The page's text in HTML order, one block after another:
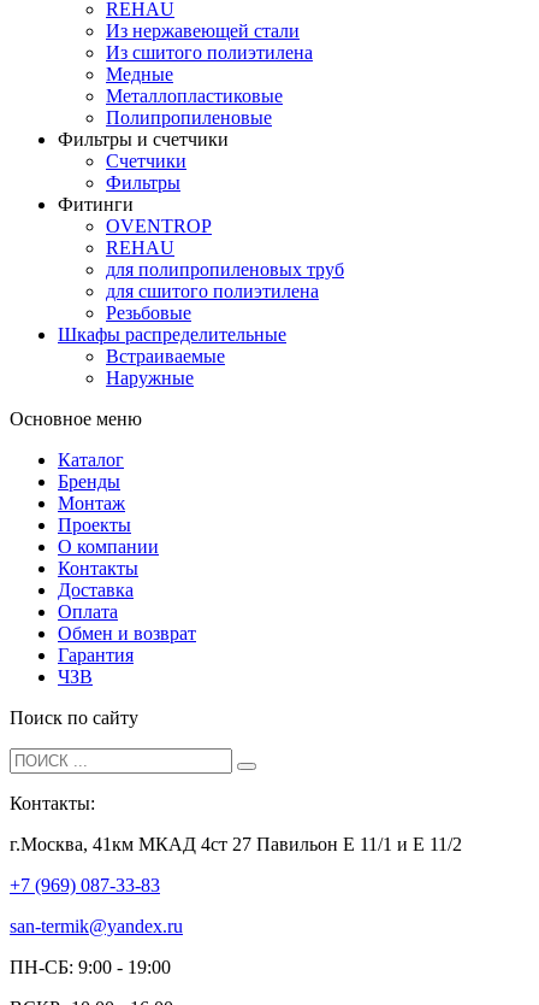
REHAU
Из нержавеющей стали
Из сшитого полиэтилена
Медные
Металлопластиковые
Полипропиленовые
Фильтры и счетчики
Счетчики
Фильтры
Фитинги
OVENTROP
REHAU
для полипропиленовых труб
для сшитого полиэтилена
Резьбовые
Шкафы распределительные
Встраиваемые
Наружные
Основное меню
Каталог
Бренды
Монтаж
Проекты
О компании
Контакты
Доставка
Оплата
Обмен и возврат
Гарантия
ЧЗВ
Поиск по сайту
Контакты:
г.Москва, 41км МКАД 4ст 27 Павильон Е 11/1 и Е 11/2
+7 (969) 087-33-83
san-termik@yandex.ru
ПН-СБ: 9:00 - 19:00